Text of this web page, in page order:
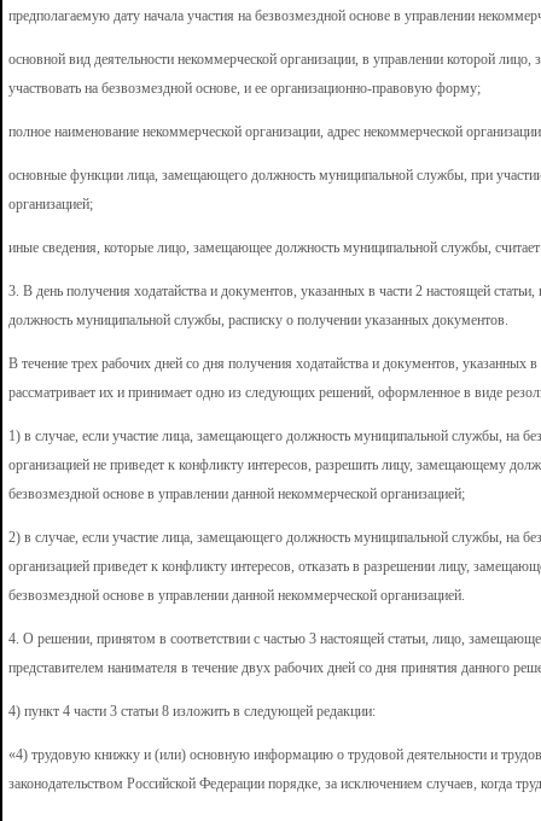
предполагаемую дату начала участия на безвозмездной основе в управлении
основной вид деятельности некоммерческой организации, в управлении которой
участвовать на безвозмездной основе, и ее организационно-правовую форму;
полное наименование некоммерческой организации, адрес некоммерческой
основные функции лица, замещающего должность муниципальной службы, при
организацией;
иные сведения, которые лицо, замещающее должность муниципальной службы,
3. В день получения ходатайства и документов, указанных в части 2 настоящей
должность муниципальной службы, расписку о получении указанных документов.
В течение трех рабочих дней со дня получения ходатайства и документов, указанных
рассматривает их и принимает одно из следующих решений, оформленное в виде
1) в случае, если участие лица, замещающего должность муниципальной службы, на
организацией не приведет к конфликту интересов, разрешить лицу, замещающему
безвозмездной основе в управлении данной некоммерческой организацией;
2) в случае, если участие лица, замещающего должность муниципальной службы, на
организацией приведет к конфликту интересов, отказать в разрешении лицу,
безвозмездной основе в управлении данной некоммерческой организацией.
4. О решении, принятом в соответствии с частью 3 настоящей статьи, лицо,
представителем нанимателя в течение двух рабочих дней со дня принятия данного
4) пункт 4 части 3 статьи 8 изложить в следующей редакции:
«4) трудовую книжку и (или) основную информацию о трудовой деятельности и
законодательством Российской Федерации порядке, за исключением случаев, когда